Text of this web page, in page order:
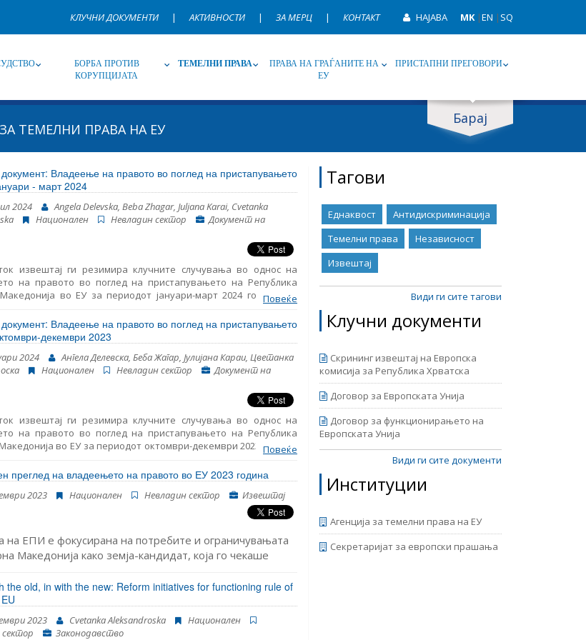
КЛУЧНИ ДОКУМЕНТИ | АКТИВНОСТИ | ЗА МЕРЦ | КОНТАКТ НАЈАВА MK|EN | SQ
БОРБА ПРОТИВ
КОРУПЦИЈАТА
ТЕМЕЛНИ ПРАВА
ПРАВА НА ГРАЃАНИТЕ НА
ЕУ
ПРИСТАПНИ ПРЕГОВОРИ
Барај
Име, опис или клучен збор
ТЕМЕЛНИ ПРАВА НА ЕУ
документ: Владеење на правото во поглед на пристапувањето
- март 2024
2024
Angela Delevska, Beba Zhagar, Juljana Karai, Cvetanka
Национален Невладин сектор
Документ на
извештај ги резимира клучните случувања во однос на
на правото во поглед на пристапувањето на Република
во ЕУ за периодот јануари-март 2024 година. Во
дадени резултатите од следење на основните аспекти за
во ЕУ, како и главните настани поврзани со
на демократските институции, реформата на јавната
и Поглавјето 23: Судство и основни права.
Повеќе
документ: Владеење на правото во поглед на пристапувањето
декември 2023
2024
Ангела Делевска, Беба Жагар, Јулијана Караи, Цветанка
Национален Невладин сектор
Документ на
извештај ги резимира клучните случувања во однос на
на правото во поглед на пристапувањето на Република
во ЕУ за периодот октомври-декември 2023 година.
дадени резултатите од следење на основните аспекти за
во ЕУ, како и главните настани поврзани со
на демократските институции, реформата на јавната
и Поглавјето 23: Судство и основни права.
Повеќе
преглед на владеењето на правото во ЕУ 2023 година
2023 Национален Невладин сектор Извештај
на ЕПИ е фокусирана на потребите и ограничувањата
Македонија како земја-кандидат, која го чекаше
додека бележи пад на поддршката за членство во
унија и политичката нестабилност во последниве
рамките на програмата за владеење на правото, ЕПИ
го следи нивото на усогласеност со принципот на
the old, in with the new: Reform initiatives for functioning rule of
2023 Cvetanka Aleksandroska
Национален
Законодавство
Тагови
Еднаквост
Антидискриминација
Темелни права
Независност
Извештај
Види ги сите тагови
Клучни документи
Скрининг извештај на Европска
комисија за Република Хрватска
Договор за Европската Унија
Договор за функционирањето на
Европската Унија
Види ги сите документи
Институции
Агенција за темелни права на ЕУ
Секретаријат за европски прашања